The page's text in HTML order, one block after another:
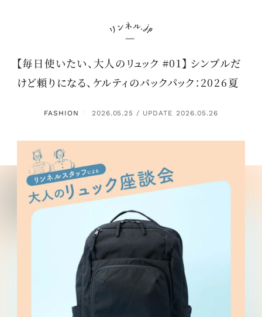
【毎日使いたい、大人のリュック #01】 シンプルだ
けど頼りになる、ケルティのバックパック：2026夏
FASHION ： 2026.05.25 / UPDATE 2026.05.26